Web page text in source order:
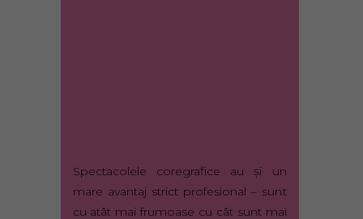
Spectacolele coregrafice au şi un
mare avantaj strict profesional – sunt
cu atât mai frumoase cu cât sunt mai